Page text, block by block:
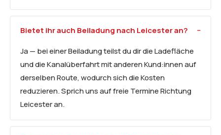
Bietet ihr auch Beiladung nach Leicester an?
Ja — bei einer Beiladung teilst du dir die Ladefläche
und die Kanalüberfahrt mit anderen Kund:innen auf
derselben Route, wodurch sich die Kosten
reduzieren. Sprich uns auf freie Termine Richtung
Leicester an.